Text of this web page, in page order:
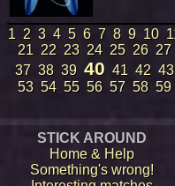
1 2 3 4 5 6 7 8 9 10
21 22 23 24 25 26 27
37 38 39 40 41 42 43
53 54 55 56 57 58 59
STICK AROUND
Home & Help
Something's wrong!